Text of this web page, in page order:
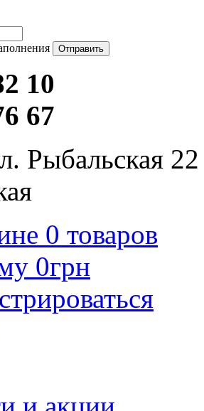
10
67
Рыбальская 22
0 товаров
0грн